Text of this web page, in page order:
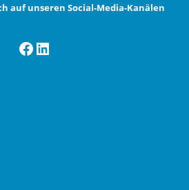
auf unseren Social-Media-Kanälen
Facebook
LinkedIn